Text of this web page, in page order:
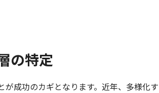
の特定
成功のカギとなります。近年、多様化す